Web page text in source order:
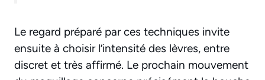
Le regard préparé par ces techniques invite
ensuite à choisir l’intensité des lèvres, entre
discret et très affirmé. Le prochain mouvement